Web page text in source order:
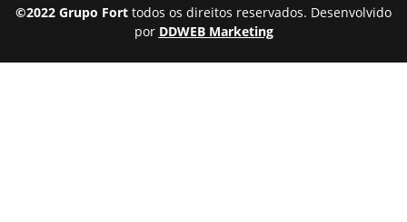
©2022 Grupo Fort todos os direitos reservados. Desenvolvido
por DDWEB Marketing